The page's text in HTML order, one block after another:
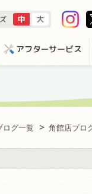
ログ一覧 角館店ブロ